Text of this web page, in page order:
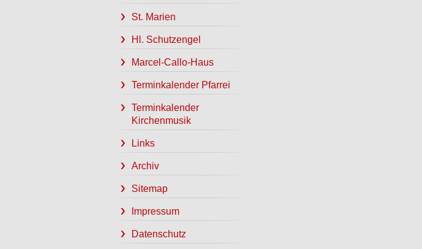
St. Marien
Hl. Schutzengel
Marcel-Callo-Haus
Terminkalender Pfarrei
Terminkalender
Kirchenmusik
Links
Archiv
Sitemap
Impressum
Datenschutz